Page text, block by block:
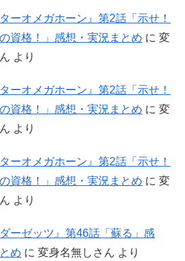
ーオメガホーン』第2話「示せ！
資格！」感想・実況まとめ に 変
より
ーオメガホーン』第2話「示せ！
資格！」感想・実況まとめ に 変
より
ーオメガホーン』第2話「示せ！
資格！」感想・実況まとめ に 変
より
ダーゼッツ』第46話「蘇る」感
め に 変身名無しさん より